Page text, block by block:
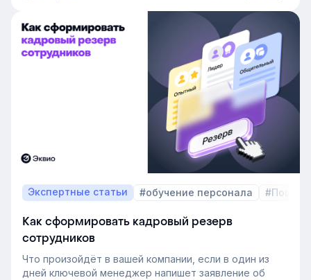
Экспертные статьи #обучение персонала
Как сформировать кадровый резерв
сотрудников
Что произойдёт в вашей компании, если в один из
дней ключевой менеджер напишет заявление об